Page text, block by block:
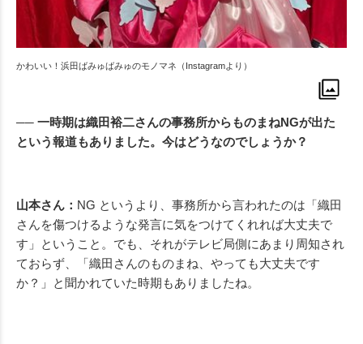
かわいい！浜田ばみゅばみゅのモノマネ（Instagramより）
── 一時期は織田裕二さんの事務所からものまねNGが出た
という報道もありました。今はどうなのでしょうか？
山本さん： NG というより、事務所から言われたのは「織田
さんを傷つけるような発言に気をつけてくれれば大丈夫で
す」ということ。でも、それがテレビ局側にあまり周知され
ておらず、「織田さんのものまね、やっても大丈夫です
か？」と聞かれていた時期もありましたね。